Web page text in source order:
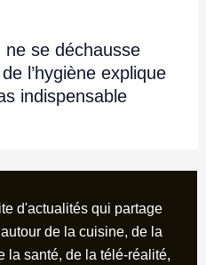
se déchausse
l’hygiène explique
indispensable
d'actualités qui partage
de la cuisine, de la
la santé, de la télé-réalité,